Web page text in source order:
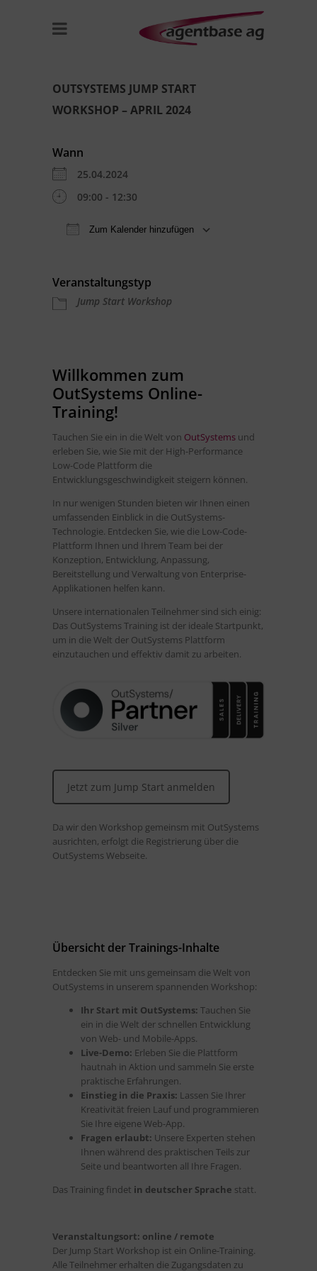
OUTSYSTEMS JUMP START
WORKSHOP – APRIL 2024
Wann
25.04.2024
09:00 - 12:30
Zum Kalender hinzufügen
Veranstaltungstyp
Jump Start Workshop
Willkommen zum
OutSystems Online-
Training!
Tauchen Sie ein in die Welt von OutSystems und
erleben Sie, wie Sie mit der High-Performance
Low-Code Plattform die
Entwicklungsgeschwindigkeit steigern können.
In nur wenigen Stunden bieten wir Ihnen einen
umfassenden Einblick in die OutSystems-
Technologie. Entdecken Sie, wie die Low-Code-
Plattform Ihnen und Ihrem Team bei der
Konzeption, Entwicklung, Anpassung,
Bereitstellung und Verwaltung von Enterprise-
Applikationen helfen kann.
Unsere internationalen Teilnehmer sind sich einig:
Das OutSystems Training ist der ideale Startpunkt,
um in die Welt der OutSystems Plattform
einzutauchen und effektiv damit zu arbeiten.
Jetzt zum Jump Start anmelden
Da wir den Workshop gemeinsm mit OutSystems
ausrichten, erfolgt die Registrierung über die
OutSystems Webseite.
Übersicht der Trainings-Inhalte
Entdecken Sie mit uns gemeinsam die Welt von
OutSystems in unserem spannenden Workshop:
Ihr Start mit OutSystems: Tauchen Sie
ein in die Welt der schnellen Entwicklung
von Web- und Mobile-Apps.
Live-Demo: Erleben Sie die Plattform
hautnah in Aktion und sammeln Sie erste
praktische Erfahrungen.
Einstieg in die Praxis: Lassen Sie Ihrer
Kreativität freien Lauf und programmieren
Sie Ihre eigene Web-App.
Fragen erlaubt: Unsere Experten stehen
Ihnen während des praktischen Teils zur
Seite und beantworten all Ihre Fragen.
Das Training findet in deutscher Sprache statt.
Veranstaltungsort: online / remote
Der Jump Start Workshop ist ein Online-Training.
Alle Teilnehmer erhalten die Zugangsdaten zu